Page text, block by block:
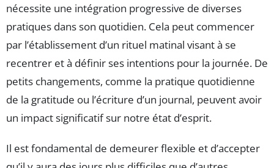
nécessite une intégration progressive de diverses
pratiques dans son quotidien. Cela peut commencer
par l’établissement d’un rituel matinal visant à se
recentrer et à définir ses intentions pour la journée. De
petits changements, comme la pratique quotidienne
de la gratitude ou l’écriture d’un journal, peuvent avoir
un impact significatif sur notre état d’esprit.
Il est fondamental de demeurer flexible et d’accepter